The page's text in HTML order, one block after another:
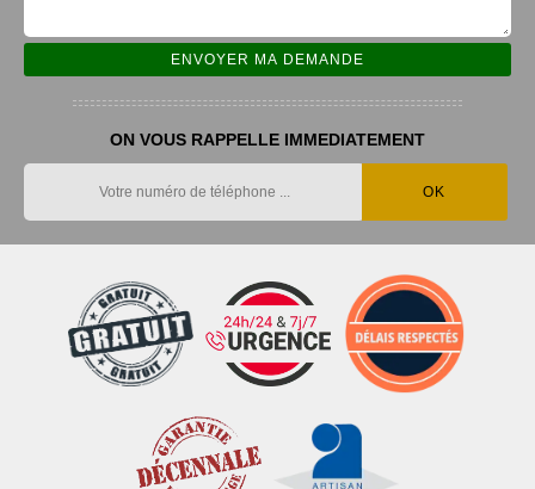
ON VOUS RAPPELLE IMMEDIATEMENT